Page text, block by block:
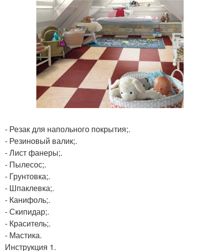
- Резак для напольного покрытия;.
- Резиновый валик;.
- Лист фанеры;.
- Пылесос;.
- Грунтовка;.
- Шпаклевка;.
- Канифоль;.
- Скипидар;.
- Краситель;.
- Мастика.
Инструкция 1.